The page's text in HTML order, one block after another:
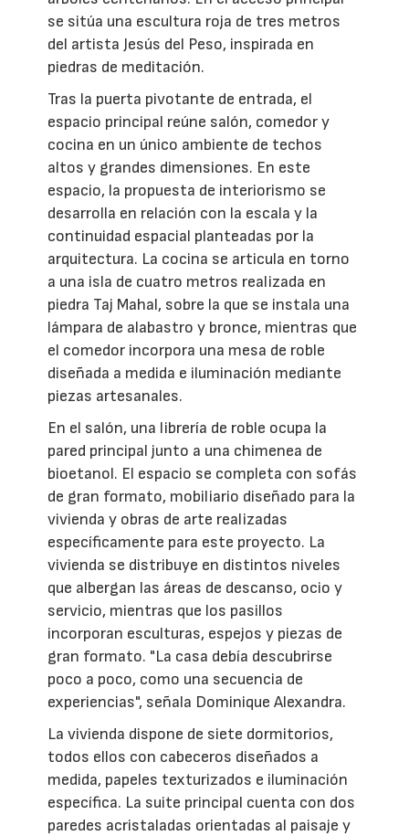
se sitúa una escultura roja de tres metros
del artista Jesús del Peso, inspirada en
piedras de meditación.
Tras la puerta pivotante de entrada, el
espacio principal reúne salón, comedor y
cocina en un único ambiente de techos
altos y grandes dimensiones. En este
espacio, la propuesta de interiorismo se
desarrolla en relación con la escala y la
continuidad espacial planteadas por la
arquitectura. La cocina se articula en torno
a una isla de cuatro metros realizada en
piedra Taj Mahal, sobre la que se instala una
lámpara de alabastro y bronce, mientras que
el comedor incorpora una mesa de roble
diseñada a medida e iluminación mediante
piezas artesanales.
En el salón, una librería de roble ocupa la
pared principal junto a una chimenea de
bioetanol. El espacio se completa con sofás
de gran formato, mobiliario diseñado para la
vivienda y obras de arte realizadas
específicamente para este proyecto. La
vivienda se distribuye en distintos niveles
que albergan las áreas de descanso, ocio y
servicio, mientras que los pasillos
incorporan esculturas, espejos y piezas de
gran formato. "La casa debía descubrirse
poco a poco, como una secuencia de
experiencias", señala Dominique Alexandra.
La vivienda dispone de siete dormitorios,
todos ellos con cabeceros diseñados a
medida, papeles texturizados e iluminación
específica. La suite principal cuenta con dos
paredes acristaladas orientadas al paisaje y